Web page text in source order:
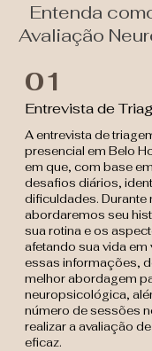
Entenda
Avaliação
01
Entrevista de
A entrevista de
presencial em Belo
em que, com base
desafios diários,
dificuldades. Durante
abordaremos seu
sua rotina e os
afetando sua vida em
essas informações,
melhor abordagem
neuropsicológica,
número de sessões
realizar a avaliação
eficaz.